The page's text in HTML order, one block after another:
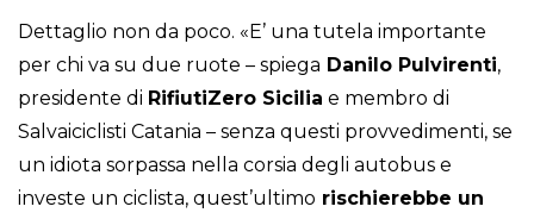
Dettaglio non da poco. «E’ una tutela importante
per chi va su due ruote – spiega Danilo Pulvirenti,
presidente di RifiutiZero Sicilia e membro di
Salvaiciclisti Catania – senza questi provvedimenti, se
un idiota sorpassa nella corsia degli autobus e
investe un ciclista, quest’ultimo rischierebbe un